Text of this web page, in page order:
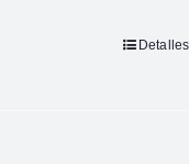
Detalles